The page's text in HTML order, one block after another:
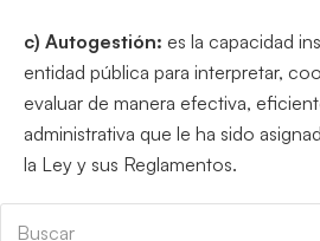
c) Autogestión: es la capacidad
entidad pública para interpretar,
evaluar de manera efectiva,
administrativa que le ha sido
la Ley y sus Reglamentos.